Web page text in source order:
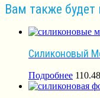
Вам также будет
Силиконовый
Подробнее 110.48